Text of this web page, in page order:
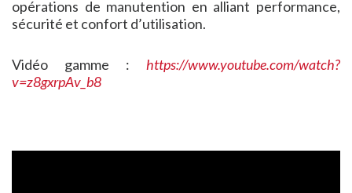
opérations de manutention en alliant performance,
sécurité et confort d’utilisation.
Vidéo gamme : https://www.youtube.com/watch?
v=z8gxrpAv_b8